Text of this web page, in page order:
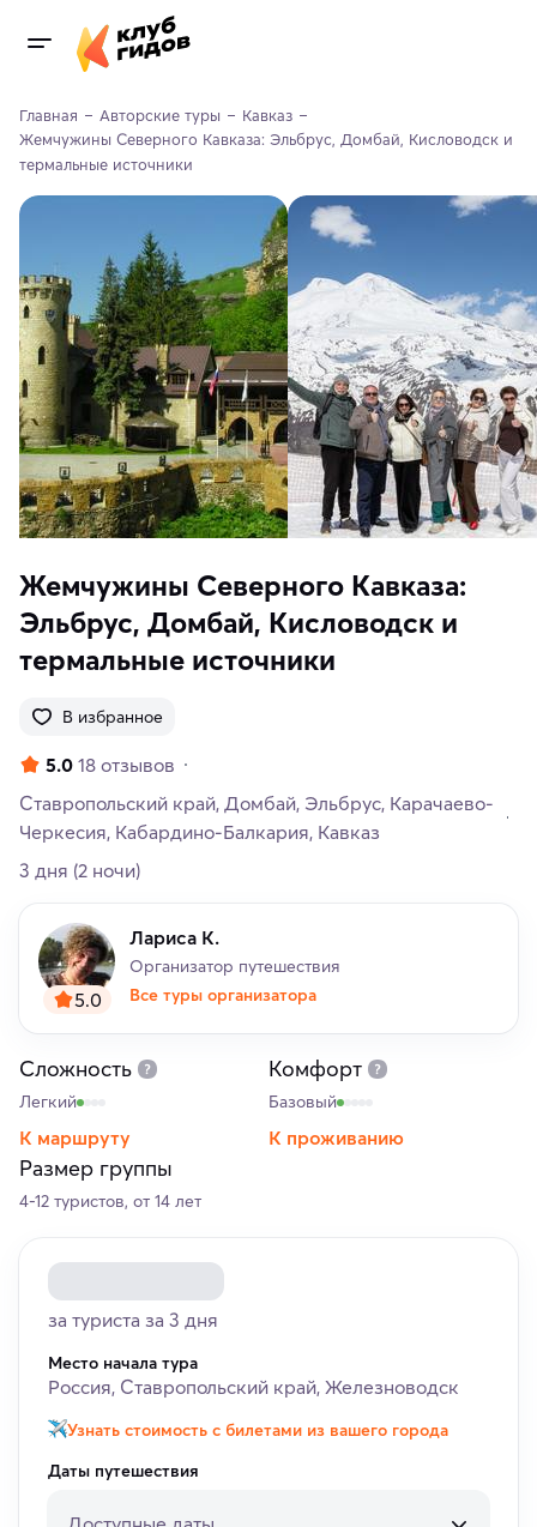
Главная Авторские туры
Кавказ
Жемчужины Северного Кавказа: Эльбрус, Домбай, Кисловодск и
термальные источники
Жемчужины Северного Кавказа:
Эльбрус, Домбай, Кисловодск и
термальные источники
В избранное
5.0 18 отзывов
Ставропольский край Домбай Эльбрус Карачаево-
Черкесия Кабардино-Балкария Кавказ
3 дня (2 ночи)
5.0
Лариса К.
Организатор путешествия
Все туры организатора
Сложность
Легкий
К маршруту
Комфорт
Базовый
К проживанию
Размер группы
4-12 туристов, от 14 лет
за туриста за 3 дня
Место начала тура
Россия, Ставропольский край, Железноводск
Узнать стоимость с билетами из вашего города
Даты путешествия